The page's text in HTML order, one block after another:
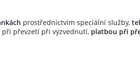
prostřednictvím speciální služby,
při převzetí při vyzvednutí, platbou při